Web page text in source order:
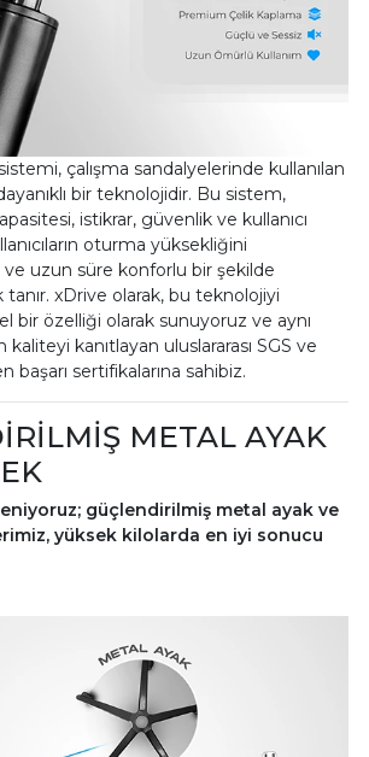
çalışma sandalyelerinde kullanılan
bir teknolojidir. Bu sistem,
istikrar, güvenlik ve kullanıcı
oturma yüksekliğini
uzun süre konforlu bir şekilde
tanır. xDrive olarak, bu teknolojiyi
bir özelliği olarak sunuyoruz ve aynı
kanıtlayan uluslararası SGS ve
başarı sertifikalarına sahibiz.
METAL AYAK
güçlendirilmiş metal ayak ve
yüksek kilolarda en iyi sonucu